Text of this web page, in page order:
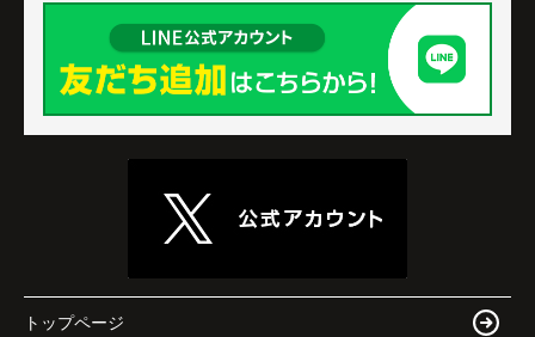
トップページ